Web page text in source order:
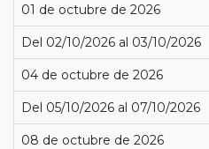
01 de octubre de 2026
Del 02/10/2026 al 03/10/2026
04 de octubre de 2026
Del 05/10/2026 al 07/10/2026
08 de octubre de 2026